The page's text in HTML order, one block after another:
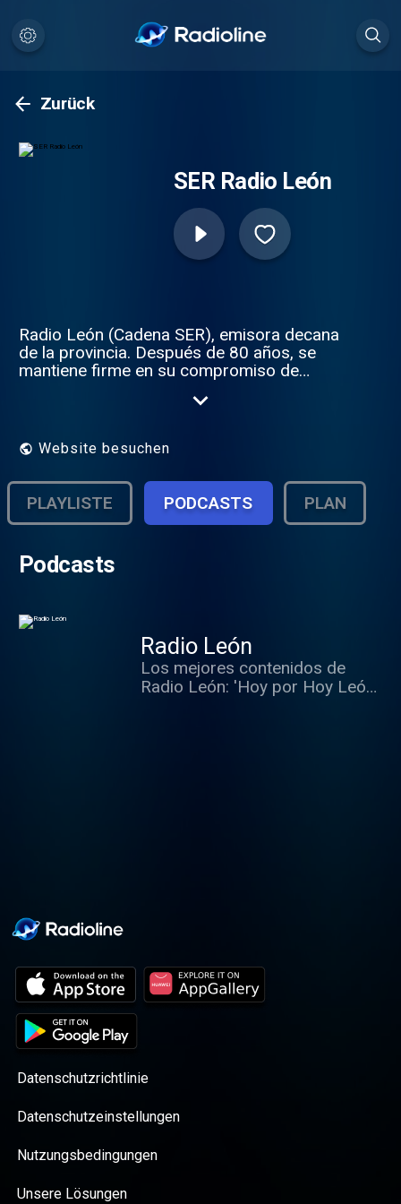
Zurück
SER Radio León
Radio León (Cadena SER), emisora decana
de la provincia. Después de 80 años, se
mantiene firme en su compromiso de
Website besuchen
PLAYLISTE PODCASTS PLAN
Podcasts
Radio León
Los mejores contenidos de
Radio León: 'Hoy por Hoy León',
Datenschutzrichtlinie
Datenschutzeinstellungen
Nutzungsbedingungen
Unsere Lösungen